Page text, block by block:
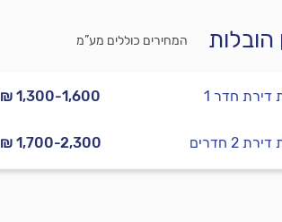
הובלות המחירים כוללים מע”מ
₪ 1,300-1,600 דירת חדר 1
₪ 1,700-2,300 2 חדרים